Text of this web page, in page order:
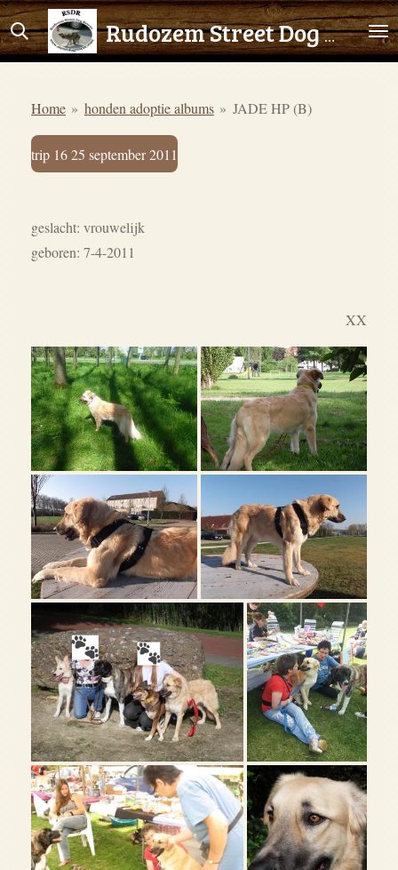
Ga
direct
hoofdinhoud
Rudozem Street Dog Rescue
Home » honden adoptie albums » JADE HP (B)
trip 16 25 september 2011
geslacht: vrouwelijk
geboren: 7-4-2011
XX